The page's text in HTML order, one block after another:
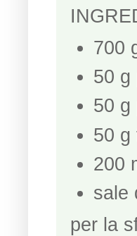
700
50 g
50 g
50 g
200
sale
per la